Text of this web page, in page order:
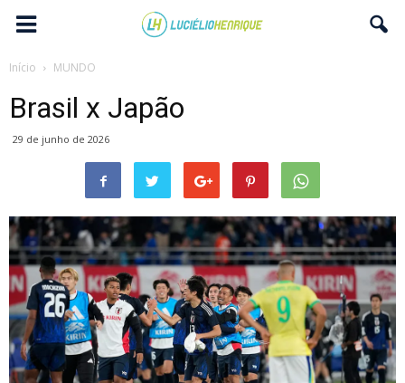
Início MUNDO
Brasil x Japão
29 de junho de 2026